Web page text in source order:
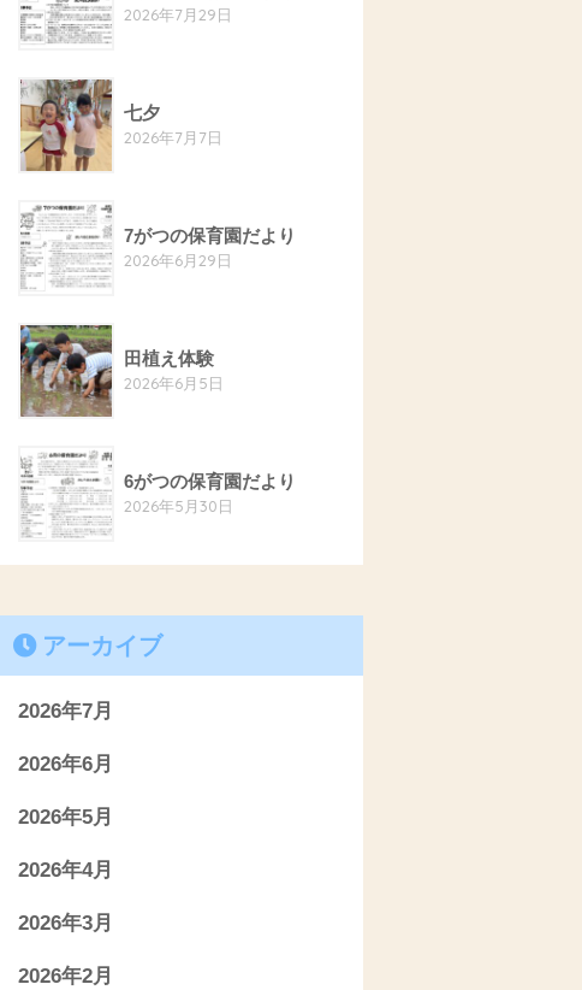
2026年7月29日
七夕
2026年7月7日
7がつの保育園だより
2026年6月29日
田植え体験
2026年6月5日
6がつの保育園だより
2026年5月30日
アーカイブ
2026年7月
2026年6月
2026年5月
2026年4月
2026年3月
2026年2月